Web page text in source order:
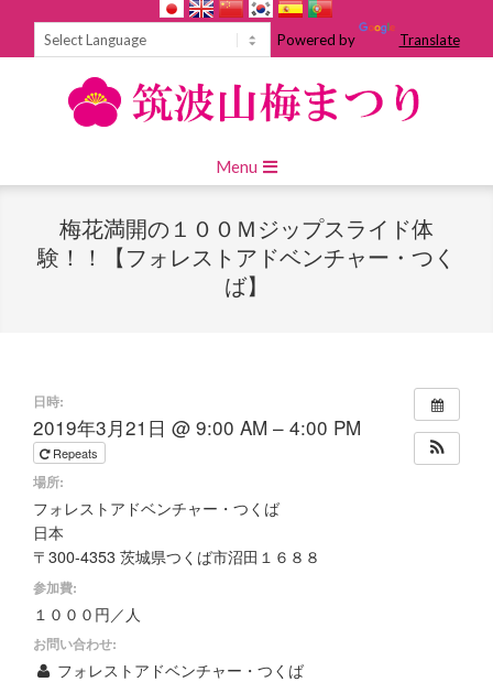
Powered by Translate
Navigation
Menu
梅花満開の１００Ｍジップスライド体
験！！【フォレストアドベンチャー・つく
ば】
日時:
2019年3月21日 @ 9:00 AM – 4:00 PM
Repeats
場所:
フォレストアドベンチャー・つくば
日本
〒300-4353 茨城県つくば市沼田１６８８
参加費:
１０００円／人
お問い合わせ:
フォレストアドベンチャー・つくば